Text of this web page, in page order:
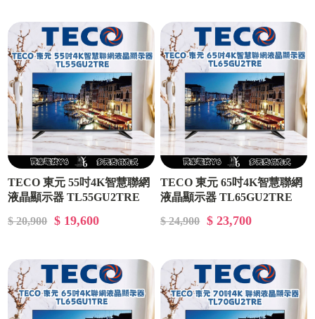
TECO 東元 55吋4K智慧聯網
液晶顯示器 TL55GU2TRE
$ 20,900
$ 19,600
TECO 東元 65吋4K智慧聯網
液晶顯示器 TL65GU2TRE
$ 24,900
$ 23,700